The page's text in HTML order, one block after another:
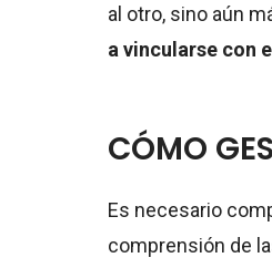
al otro, sino aún
a vincularse con
CÓMO
Es necesario
comprensión de